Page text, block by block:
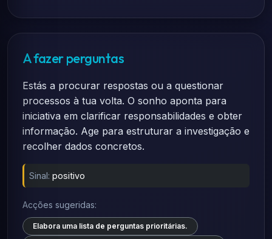
A fazer perguntas
Estás a procurar respostas ou a questionar
processos à tua volta. O sonho aponta para
iniciativa em clarificar responsabilidades e obter
informação. Age para estruturar a investigação e
recolher dados concretos.
Sinal: positivo
Acções sugeridas:
Elabora uma lista de perguntas prioritárias.